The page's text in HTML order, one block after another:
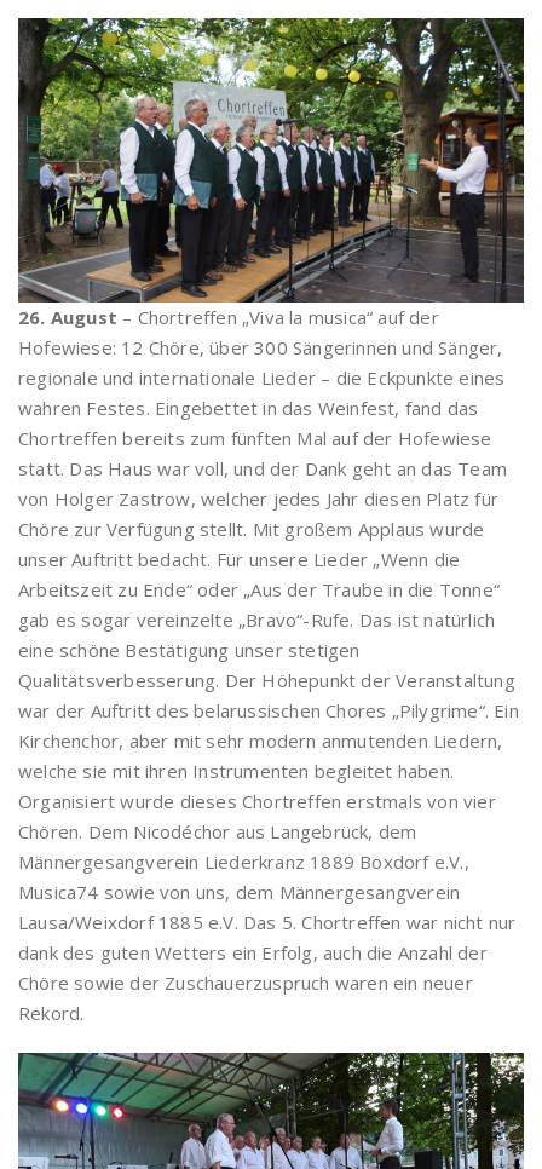
26. August – Chortreffen „Viva la musica“ auf der
Hofewiese: 12 Chöre, über 300 Sängerinnen und Sänger,
regionale und internationale Lieder – die Eckpunkte eines
wahren Festes. Eingebettet in das Weinfest, fand das
Chortreffen bereits zum fünften Mal auf der Hofewiese
statt. Das Haus war voll, und der Dank geht an das Team
von Holger Zastrow, welcher jedes Jahr diesen Platz für
Chöre zur Verfügung stellt. Mit großem Applaus wurde
unser Auftritt bedacht. Für unsere Lieder „Wenn die
Arbeitszeit zu Ende“ oder „Aus der Traube in die Tonne“
gab es sogar vereinzelte „Bravo“-Rufe. Das ist natürlich
eine schöne Bestätigung unser stetigen
Qualitätsverbesserung. Der Höhepunkt der Veranstaltung
war der Auftritt des belarussischen Chores „Pilygrime“. Ein
Kirchenchor, aber mit sehr modern anmutenden Liedern,
welche sie mit ihren Instrumenten begleitet haben.
Organisiert wurde dieses Chortreffen erstmals von vier
Chören. Dem Nicodéchor aus Langebrück, dem
Männergesangverein Liederkranz 1889 Boxdorf e.V.,
Musica74 sowie von uns, dem Männergesangverein
Lausa/Weixdorf 1885 e.V. Das 5. Chortreffen war nicht nur
dank des guten Wetters ein Erfolg, auch die Anzahl der
Chöre sowie der Zuschauerzuspruch waren ein neuer
Rekord.